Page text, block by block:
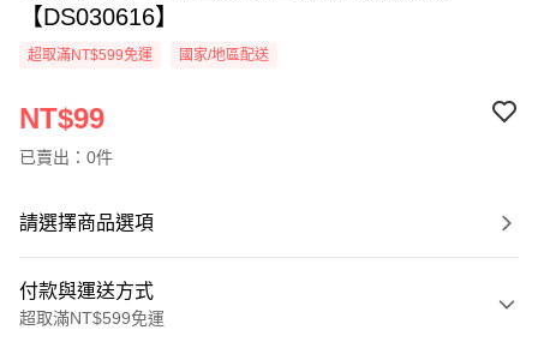
【DS030616】
超取滿NT$599免運 國家/地區配送
NT$99
已賣出：0件
請選擇商品選項
付款與運送方式
超取滿NT$599免運